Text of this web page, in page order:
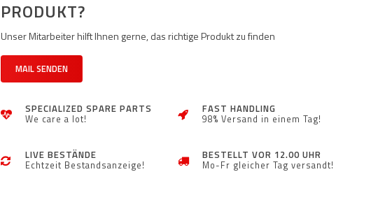
PRODUKT?
Unser Mitarbeiter hilft Ihnen gerne, das richtige Produkt zu finden
MAIL SENDEN
SPECIALIZED SPARE PARTS
We care a lot!
FAST HANDLING
98% Versand in einem Tag!
LIVE BESTÄNDE
Echtzeit Bestandsanzeige!
BESTELLT VOR 12.00 UHR
Mo-Fr gleicher Tag versandt!